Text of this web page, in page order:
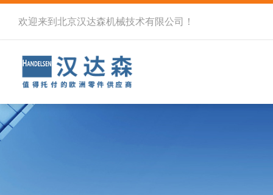
欢迎来到北京汉达森机械技术有限公司！